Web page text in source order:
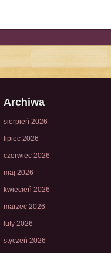
Archiwa
sierpień 2026
lipiec 2026
czerwiec 2026
maj 2026
kwiecień 2026
marzec 2026
luty 2026
styczeń 2026